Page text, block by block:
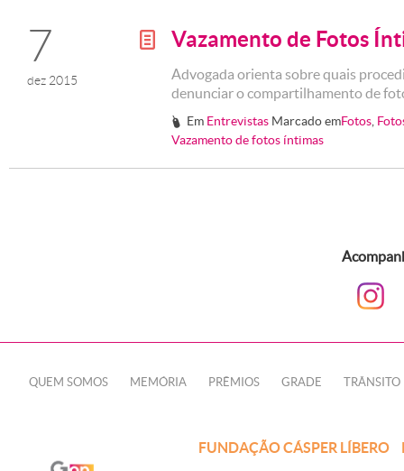
7
dez 2015
g Vazamento de Fotos
Advogada orienta sobre quais
denunciar o compartilhamento de
# Em Entrevistas Marcado emFotos
Vazamento de fotos íntimas
QUEM SOMOS MEMÓRIA PRÊMIOS GRADE TRÂNSITO
FUNDAÇÃO CÁSPER LÍBERO